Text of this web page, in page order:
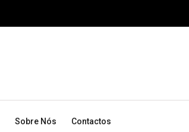
Sobre Nós Contactos